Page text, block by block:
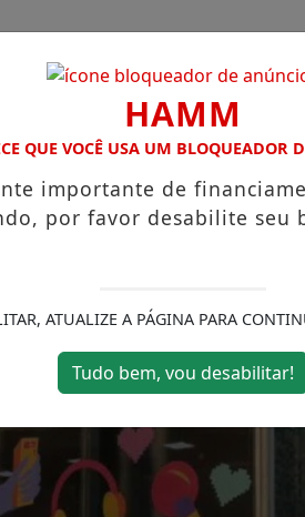
FRANCISCO MORATO
EM FRANCO DA ROCHA
HAMM
QUE VOCÊ USA UM BLOQUEADOR
importante de
por favor desabilite seu
ATUALIZE A PÁGINA PARA
Tudo bem, vou desabilitar!